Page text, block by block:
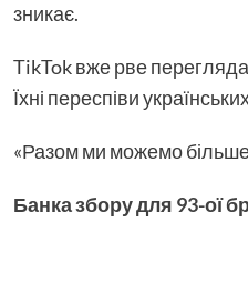
зникає.
TikTok вже рве
Їхні переспіви
«Разом ми можемо
Банка збору для 93-ої